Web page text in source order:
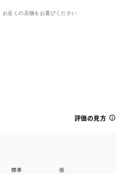
近くの店舗をお選びください
評価の見方